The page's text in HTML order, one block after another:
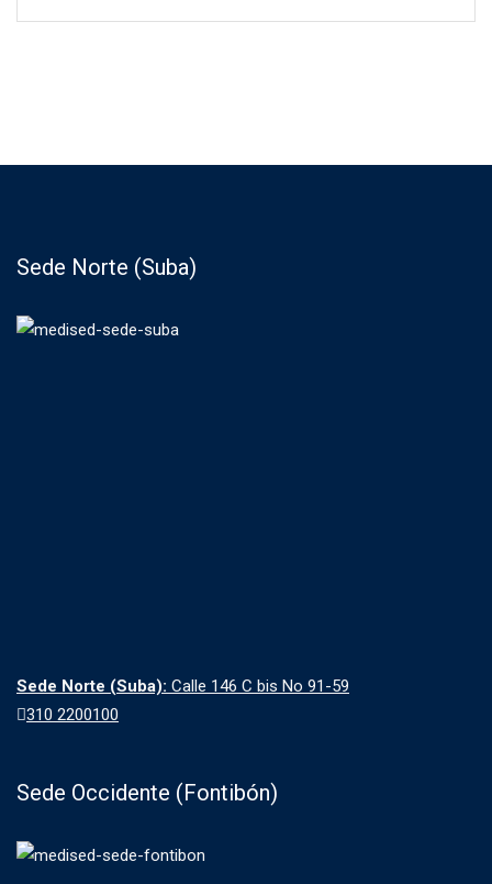
Sede Norte (Suba)
Sede Norte (Suba): Calle 146 C bis No 91-59
310 2200100
Sede Occidente (Fontibón)